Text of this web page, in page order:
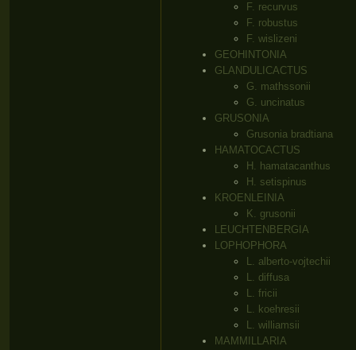
F. recurvus
F. robustus
F. wislizeni
GEOHINTONIA
GLANDULICACTUS
G. mathssonii
G. uncinatus
GRUSONIA
Grusonia bradtiana
HAMATOCACTUS
H. hamatacanthus
H. setispinus
KROENLEINIA
K. grusonii
LEUCHTENBERGIA
LOPHOPHORA
L. alberto-vojtechii
L. diffusa
L. fricii
L. koehresii
L. williamsii
MAMMILLARIA